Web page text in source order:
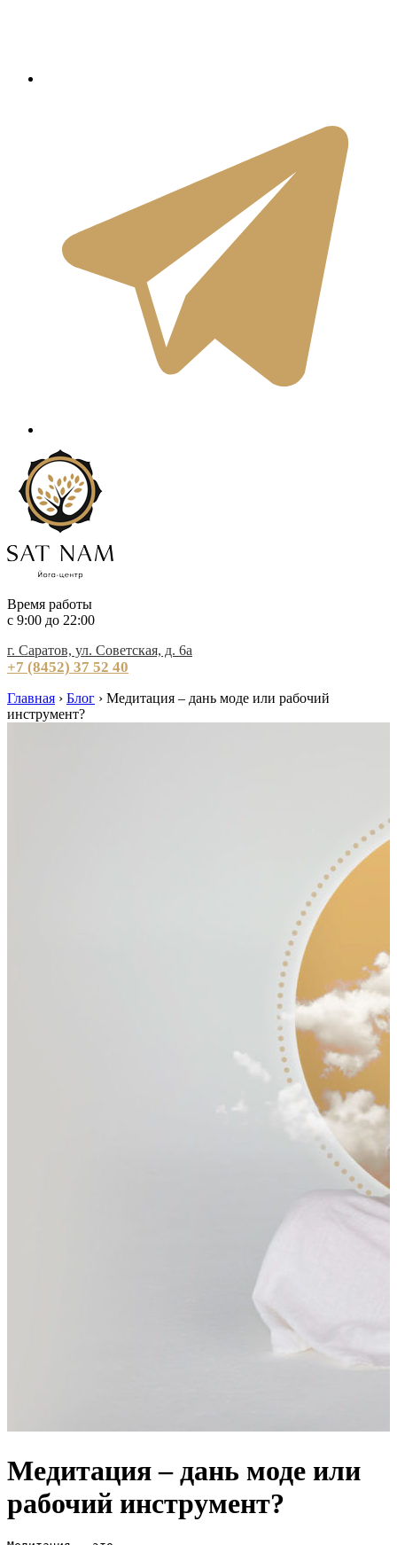
Время работы
c 9:00 до 22:00
г. Саратов, ул. Советская, д. 6а
+7 (8452) 37 52 40
Главная › Блог › Медитация – дань моде или рабочий
инструмент?
Медитация – дань моде или
рабочий инструмент?